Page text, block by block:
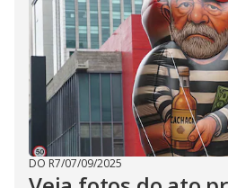
DO R7/07/09/2025